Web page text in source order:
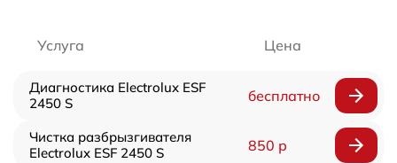
Услуга Цена
Диагностика Electrolux ESF
2450 S
бесплатно
Чистка разбрызгивателя
Electrolux ESF 2450 S
850 р